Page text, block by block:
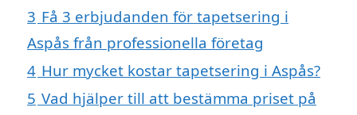
3 Få 3 erbjudanden för tapetsering i
Aspås från professionella företag
4 Hur mycket kostar tapetsering i Aspås?
5 Vad hjälper till att bestämma priset på